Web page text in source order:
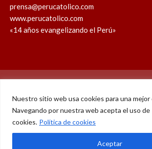
Nuestro sitio web usa cookies para una mejor
Navegando por nuestra web acepta el uso de
cookies. Política de cookies
Aceptar
prensa@perucatolico.com
www.perucatolico.com
«14 años evangelizando el Perú»
WhatsAppFacebookYoutubeInstagram
X
© Derechos reservados 2026 – Perú
evangelizando el Perú